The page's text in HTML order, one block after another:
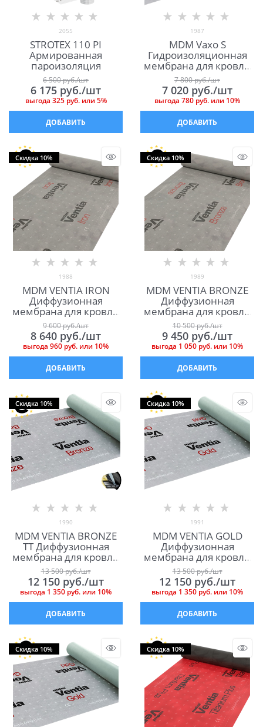
2055
STROTEX 110 PI
Армированная
пароизоляция
6 500 руб./шт
6 175 руб./шт
выгода 325 руб.или5%
ДОБАВИТЬ
1987
MDM Vaxo S
Гидроизоляционная
мембрана для кровли
МДМ Ваксо С
7 800 руб./шт
7 020 руб./шт
выгода 780 руб. или 10%
ДОБАВИТЬ
Скидка 10%
1988
MDM VENTIA IRON
Диффузионная
мембрана для кровли
МДМ Вентиа Айрон
9 600 руб./шт
8 640 руб./шт
выгода 960 руб. или 10%
ДОБАВИТЬ
Скидка 10%
1989
MDM VENTIA BRONZE
Диффузионная
мембрана для кровли
МДМ Вентиа Бронза
10 500 руб./шт
9 450 руб./шт
выгода 1 050 руб. или 10%
ДОБАВИТЬ
Скидка 10%
1990
MDM VENTIA BRONZE
TT Диффузионная
мембрана для кровли
МДМ Вентиа Бронза ТТ
13 500 руб./шт
12 150 руб./шт
выгода 1 350 руб. или 10%
ДОБАВИТЬ
Скидка 10%
1991
MDM VENTIA GOLD
Диффузионная
мембрана для кровли
МДМ Вентиа Голд
13 500 руб./шт
12 150 руб./шт
выгода 1 350 руб. или 10%
ДОБАВИТЬ
Скидка 10% Скидка 10%